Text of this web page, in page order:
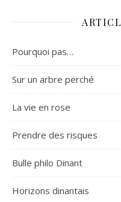
Pourquoi pas…
Sur un arbre perché
La vie en rose
Prendre des risques
Bulle philo Dinant
Horizons dinantais